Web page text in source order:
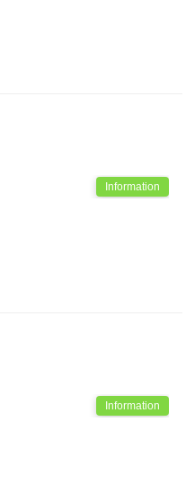
Information
Information